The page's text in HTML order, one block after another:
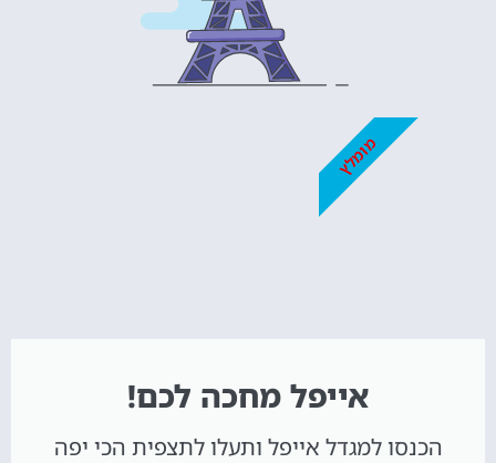
אייפל מחכה לכם!
הכנסו למגדל אייפל ותעלו לתצפית הכי יפה
מומלץ